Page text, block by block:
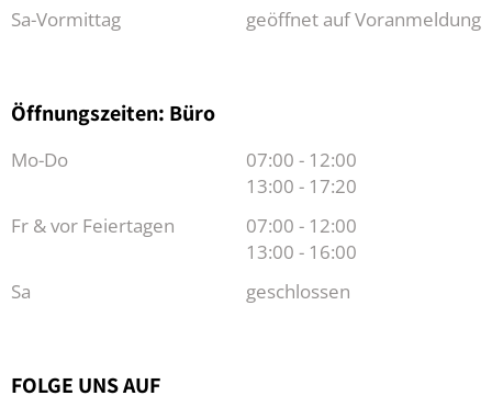
Sa-Vormittag
geöffnet auf Voranmeldung
Öffnungszeiten: Büro
Mo-Do
07:00 - 12:00
13:00 - 17:20
Fr & vor Feiertagen
07:00 - 12:00
13:00 - 16:00
Sa
geschlossen
FOLGE UNS AUF